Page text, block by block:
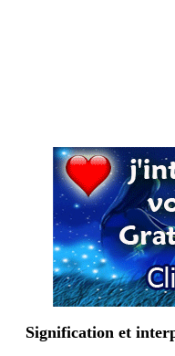
Signification et